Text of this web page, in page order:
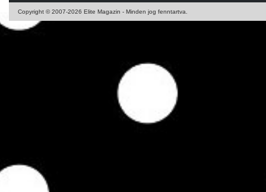
Copyright © 2007-2026 Elite Magazin - Minden jog fenntartva.